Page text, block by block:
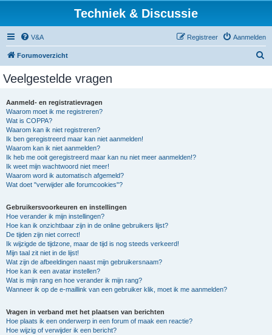
Techniek & Discussie
V&A Aanmelden
Registreer
Forumoverzicht
Veelgestelde vragen
Aanmeld- en registratievragen
Waarom moet ik me registreren?
Wat is COPPA?
Waarom kan ik niet registreren?
Ik ben geregistreerd maar kan niet aanmelden!
Waarom kan ik niet aanmelden?
Ik heb me ooit geregistreerd maar kan nu niet meer aanmelden!?
Ik weet mijn wachtwoord niet meer!
Waarom word ik automatisch afgemeld?
Wat doet "verwijder alle forumcookies"?
Gebruikersvoorkeuren en instellingen
Hoe verander ik mijn instellingen?
Hoe kan ik onzichtbaar zijn in de online gebruikers lijst?
De tijden zijn niet correct!
Ik wijzigde de tijdzone, maar de tijd is nog steeds verkeerd!
Mijn taal zit niet in de lijst!
Wat zijn de afbeeldingen naast mijn gebruikersnaam?
Hoe kan ik een avatar instellen?
Wat is mijn rang en hoe verander ik mijn rang?
Wanneer ik op de e-maillink van een gebruiker klik, moet ik me aanmelden?
Vragen in verband met het plaatsen van berichten
Hoe plaats ik een onderwerp in een forum of maak een reactie?
Hoe wijzig of verwijder ik een bericht?